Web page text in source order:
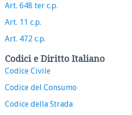
Art. 648 ter c.p.
Art. 11 c.p.
Art. 472 c.p.
Codici e Diritto Italiano
Codice Civile
Codice del Consumo
Codice della Strada